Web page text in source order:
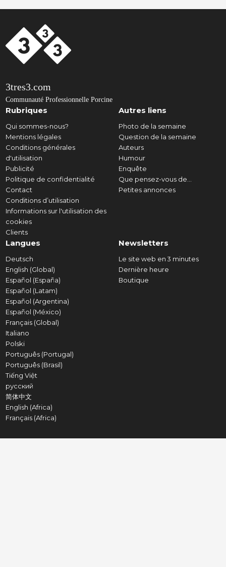
3tres3.com
Communauté Professionnelle Porcine
Rubriques
Qui sommes-nous?
Mentions légales
Conditions générales
d'utilisation
Publicité
Politique de confidentialité
Contact
Conditions d’utilisation
Informations sur l'utilisation des
cookies
Clients
Autres liens
Photo de la semaine
Question de la semaine
Auteurs
Humour
Enquête
Que pensez-vous de...
Petites annonces
Langues
Deutsch
English (Global)
Español (España)
Español (Latam)
Español (Argentina)
Español (México)
Français (Global)
Italiano
Polski
Português (Portugal)
Português (Brasil)
Tiếng Việt
русский
简体中文
English (Africa)
Français (Africa)
Newsletters
Le site web en 3 minutes
Dernière heure
Boutique